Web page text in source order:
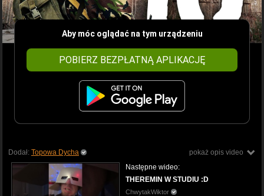
Aby móc oglądać na tym urządzeniu
POBIERZ BEZPŁATNĄ APLIKACJĘ
pokaż opis video
Dodał: Topowa Dycha
Następne wideo:
THEREMIN W STUDIU :D
ChwytakWiktor